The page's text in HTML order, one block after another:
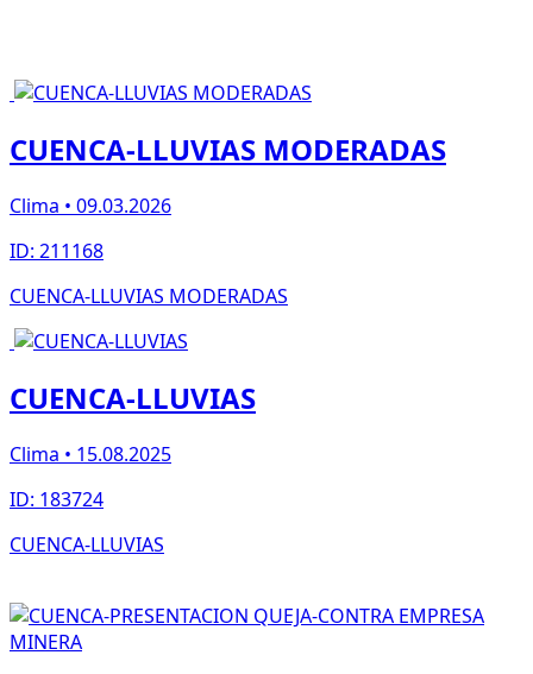
CUENCA-LLUVIAS MODERADAS
Clima • 09.03.2026
ID: 211168
CUENCA-LLUVIAS MODERADAS
CUENCA-LLUVIAS
Clima • 15.08.2025
ID: 183724
CUENCA-LLUVIAS